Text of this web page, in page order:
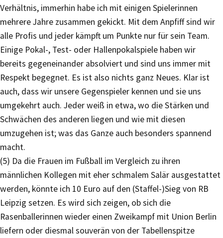
Verhältnis, immerhin habe ich mit einigen Spielerinnen
mehrere Jahre zusammen gekickt. Mit dem Anpfiff sind wir
alle Profis und jeder kämpft um Punkte nur für sein Team.
Einige Pokal-, Test- oder Hallenpokalspiele haben wir
bereits gegeneinander absolviert und sind uns immer mit
Respekt begegnet. Es ist also nichts ganz Neues. Klar ist
auch, dass wir unsere Gegenspieler kennen und sie uns
umgekehrt auch. Jeder weiß in etwa, wo die Stärken und
Schwächen des anderen liegen und wie mit diesen
umzugehen ist; was das Ganze auch besonders spannend
macht.
(5) Da die Frauen im Fußball im Vergleich zu ihren
männlichen Kollegen mit eher schmalem Salär ausgestattet
werden, könnte ich 10 Euro auf den (Staffel-)Sieg von RB
Leipzig setzen. Es wird sich zeigen, ob sich die
Rasenballerinnen wieder einen Zweikampf mit Union Berlin
liefern oder diesmal souverän von der Tabellenspitze